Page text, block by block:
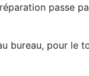
passe
bureau, pour le